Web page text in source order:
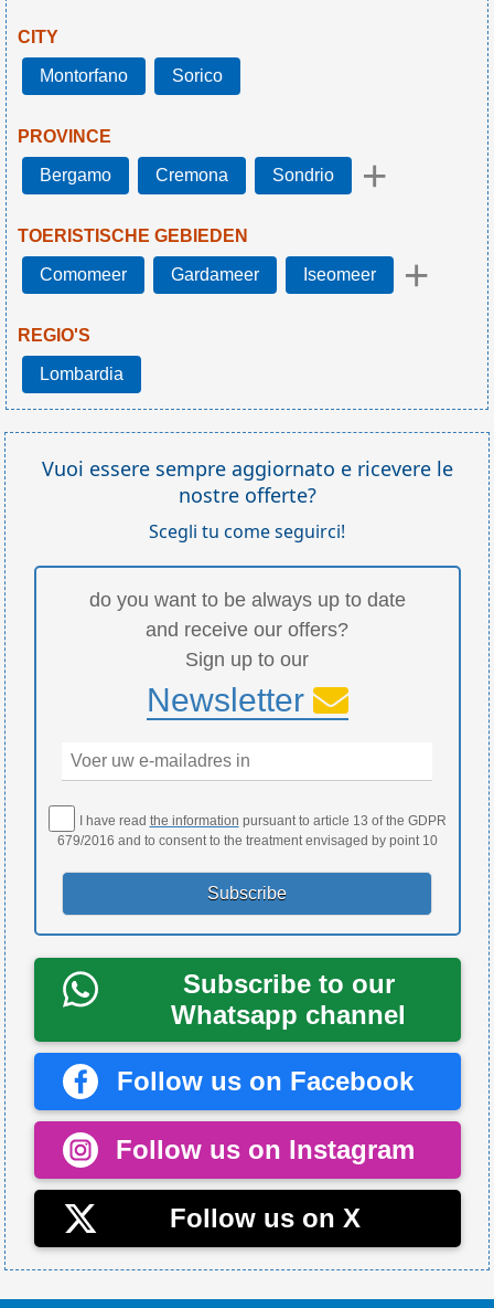
CITY
Montorfano Sorico
PROVINCE
Bergamo Cremona Sondrio +
TOERISTISCHE GEBIEDEN
Comomeer Gardameer Iseomeer +
REGIO'S
Lombardia
Vuoi essere sempre aggiornato e ricevere le
nostre offerte?
Scegli tu come seguirci!
do you want to be always up to date
and receive our offers?
Sign up to our
Newsletter
I have read the information pursuant to article 13 of the GDPR
679/2016 and to consent to the treatment envisaged by point 10
Subscribe to our
Whatsapp channel
Follow us on Facebook
Follow us on Instagram
Follow us on X